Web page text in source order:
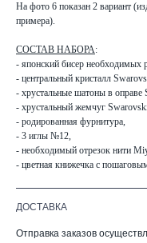
На фото 6 показан 2 вариант
примера).
СОСТАВ НАБОРА:
- японский бисер необходимых
- центральный кристалл
- хрустальные шатоны в оправе
- хрустальный жемчуг
- родированная фурнитура,
- 3 иглы №12,
- необходимый отрезок нити
- цветная книжечка с
ДОСТАВКА
Отправка заказов